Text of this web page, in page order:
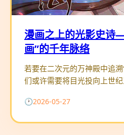
漫画之上的光影史诗
画”的千年脉络
若要在二次元的万神殿中追
们或许需要将目光投向上世
整个东方还沉浸在近代化的
隐秘而先锋的影像美学
2026-05-27